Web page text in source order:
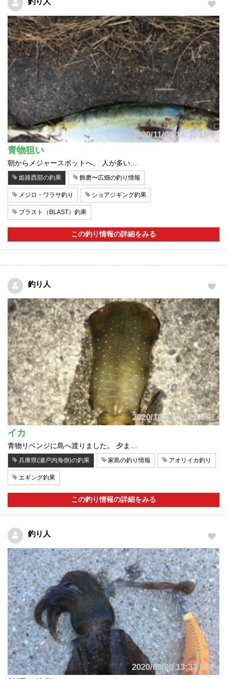
2020/11/01 14:12 UP!
青物狙い
朝からメジャースポットへ。 人が多い…
姫路西部の釣果 飾磨〜広畑の釣り情報
メジロ・ワラサ釣り ショアジギング釣果
ブラスト（BLAST）釣果
この釣り情報の詳細をみる
釣り人
2020/10/04 11:17 UP!
イカ
青物リベンジに島へ渡りました。 夕ま…
兵庫県(瀬戸内海側)の釣果 家島の釣り情報 アオリイカ釣り
エギング釣果
この釣り情報の詳細をみる
釣り人
2020/09/20 13:32 UP!